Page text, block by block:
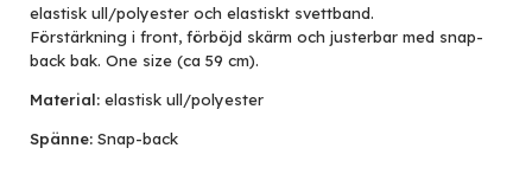
elastisk ull/polyester och elastiskt svettband.
Förstärkning i front, förböjd skärm och justerbar med snap-
back bak. One size (ca 59 cm).
Material: elastisk ull/polyester
Spänne: Snap-back